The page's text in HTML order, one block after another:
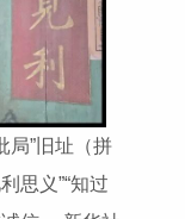
局”旧址（拼
思义”“知过